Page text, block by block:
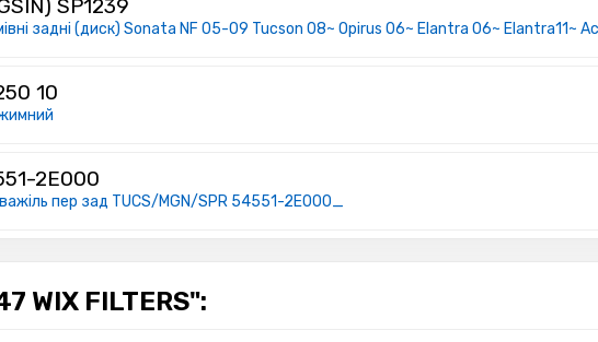
SP1239
задні (диск) Sonata NF 05-09 Tucson 08~ Opirus 06~ Elantra 06~ Elantra11~
10
2E000
пер зад TUCS/MGN/SPR 54551-2E000_
WIX FILTERS":